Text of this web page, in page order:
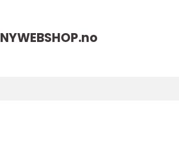
NYWEBSHOP.no